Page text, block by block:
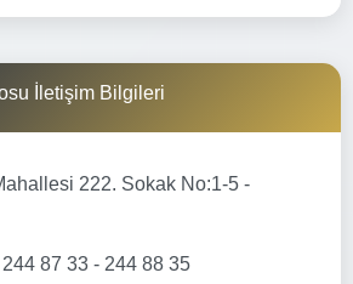
İletişim Bilgileri
222. Sokak No:1-5 -
87 33 - 244 88 35